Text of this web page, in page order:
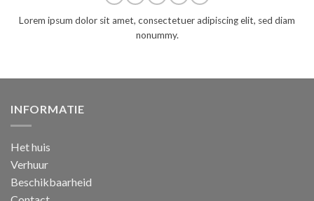
Lorem ipsum dolor sit amet, consectetuer adipiscing elit, sed diam
nonummy.
INFORMATIE
Het huis
Verhuur
Beschikbaarheid